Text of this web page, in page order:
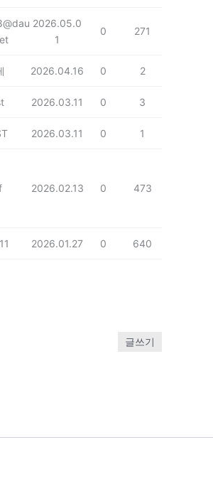
2026.05.0
1
0 271
2026.04.16 0 2
2026.03.11 0 3
2026.03.11 0 1
2026.02.13 0 473
2026.01.27 0 640
글쓰기